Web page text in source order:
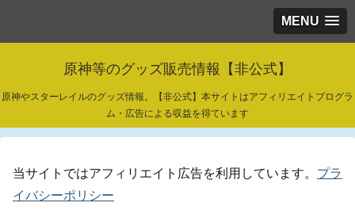
MENU
原神等のグッズ販売情報【非公式】
原神やスターレイルのグッズ情報。【非公式】本サイトはアフィリエイトプログラ
ム・広告による収益を得ています
当サイトではアフィリエイト広告を利用しています。 プラ
イバシーポリシー